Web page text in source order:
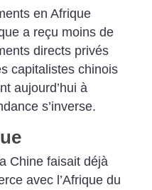
en Afrique
a reçu moins de
directs privés
capitalistes chinois
aujourd’hui à
s’inverse.
Chine faisait déjà
avec l’Afrique du